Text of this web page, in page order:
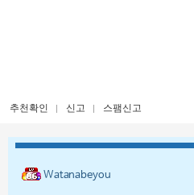
추천확인 신고 스팸신고
Watanabeyou